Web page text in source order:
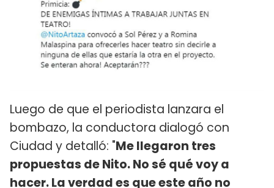
Luego de que el periodista lanzara el
bombazo, la conductora dialogó con
Ciudad y detalló: "Me llegaron tres
propuestas de Nito. No sé qué voy a
hacer. La verdad es que este año no